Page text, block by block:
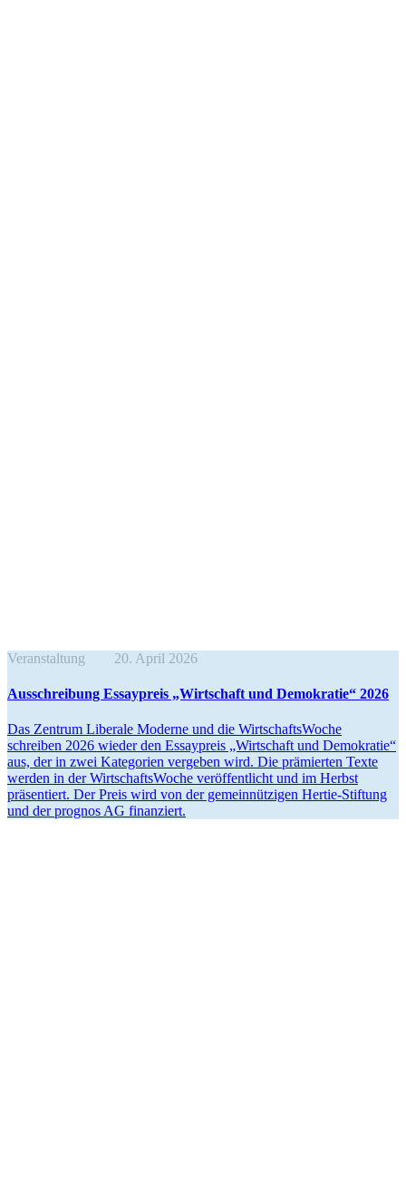
Veranstaltung 20. April 2026
Ausschreibung Essay­preis „Wirtschaft und Demokratie“ 2026
Das Zentrum Liberale Moderne und die Wirtschafts­Woche
schreiben 2026 wieder den Essay­preis „Wirtschaft und Demokratie“
aus, der in zwei Kategorien vergeben wird. Die prämierten Texte
werden in der Wirtschafts­Woche veröf­fent­licht und im Herbst
präsen­tiert. Der Preis wird von der gemein­nüt­zigen Hertie-Stiftung
und der prognos AG finanziert.